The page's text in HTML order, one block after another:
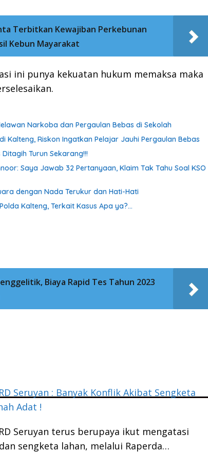
Terbitkan Kewajiban Perkebunan
Kebun Mayarakat
ini punya kekuatan hukum memaksa maka
Narkoba dan Pergaulan Bebas di Sekolah
Kalteng, Riskon Ingatkan Pelajar Jauhi Pergaulan Bebas
Turun Sekarang!!!
Saya Jawab 32 Pertanyaan, Klaim Tak Tahu Soal KSO
dengan Nada Terukur dan Hati-Hati
Kalteng, Terkait Kasus Apa ya?…
Biaya Rapid Tes Tahun 2023
Seruyan : Banyak Konflik Akibat Sengketa
Adat !
Seruyan terus berupaya ikut mengatasi
sengketa lahan, melalui Raperda…